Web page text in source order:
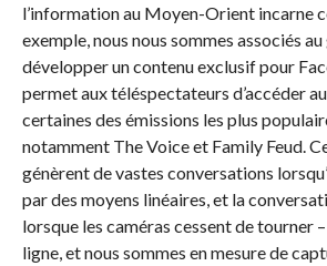
l’information au Moyen-Orient incarne
exemple, nous nous sommes associés
développer un contenu exclusif pour
permet aux téléspectateurs d’accéder
certaines des émissions les plus
notamment The Voice et Family Feud.
génèrent de vastes conversations
par des moyens linéaires, et la
lorsque les caméras cessent de tourner
ligne, et nous sommes en mesure de